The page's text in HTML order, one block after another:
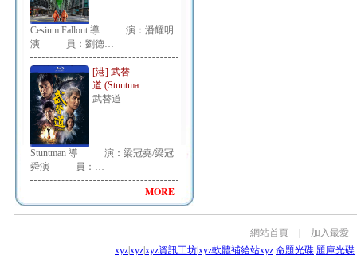
Cesium Fallout 導 演：潘耀明
演 員：劉德…
[港] 武替
道 (Stuntma…
武替道
Stuntman 導 演：梁冠堯/梁冠
舜演 員：…
MORE
網站首頁
加入最愛
xyzxyzxyz資訊工坊xyz軟體補給站xyz 命題光碟 題庫光碟